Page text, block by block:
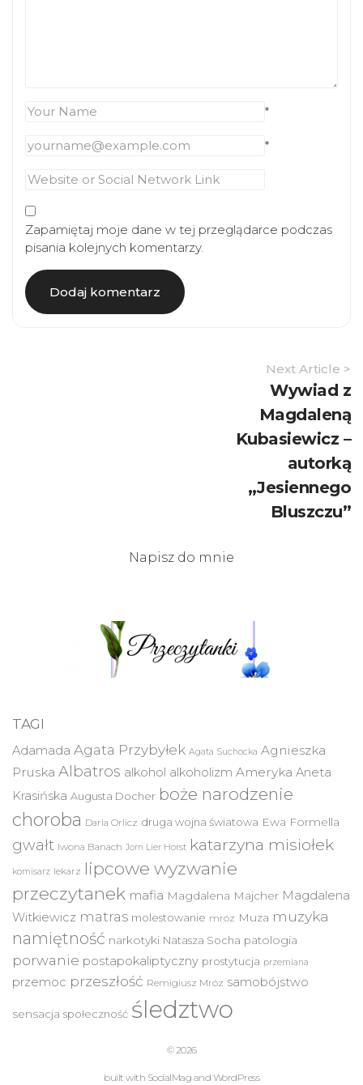
*
*
Zapamiętaj moje dane w tej przeglądarce podczas
pisania kolejnych komentarzy.
Next Article >
Wywiad z
Magdaleną
Kubasiewicz –
autorką
„Jesiennego
Bluszczu”
Napisz do mnie
TAGI
Adamada Agata Przybyłek Agata Suchocka Agnieszka
Pruska Albatros alkohol alkoholizm Ameryka Aneta
Krasińska Augusta Docher boże narodzenie
choroba Daria Orlicz druga wojna światowa Ewa Formella
gwałt Iwona Banach Jorn Lier Horst katarzyna misiołek
komisarz lekarz lipcowe wyzwanie
przeczytanek mafia Magdalena Majcher Magdalena
Witkiewicz matras molestowanie mróz Muza muzyka
namiętność narkotyki Natasza Socha patologia
porwanie postapokaliptyczny prostytucja przemiana
przemoc przeszłość Remigiusz Mróz samobójstwo
sensacja społeczność śledztwo
© 2026
built with SocialMag and WordPress